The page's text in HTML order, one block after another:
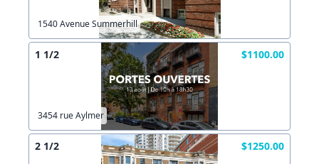
1540 Avenue Summerhill
1 1/2 $1100.00
3454 rue Aylmer
2 1/2 $1250.00